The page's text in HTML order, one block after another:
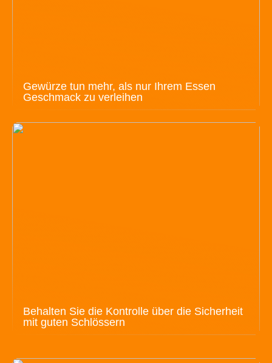
Gewürze tun mehr, als nur Ihrem Essen
Geschmack zu verleihen
Behalten Sie die Kontrolle über die Sicherheit
mit guten Schlössern